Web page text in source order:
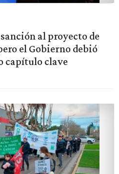
al proyecto de
el Gobierno debió
capítulo clave